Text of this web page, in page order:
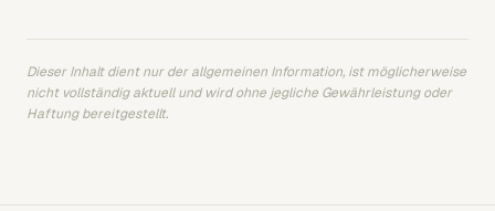
Dieser Inhalt dient nur der allgemeinen Information, ist möglicherweise
nicht vollständig aktuell und wird ohne jegliche Gewährleistung oder
Haftung bereitgestellt.